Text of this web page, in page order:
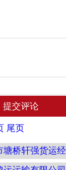
尾页
塘桥轩强货运